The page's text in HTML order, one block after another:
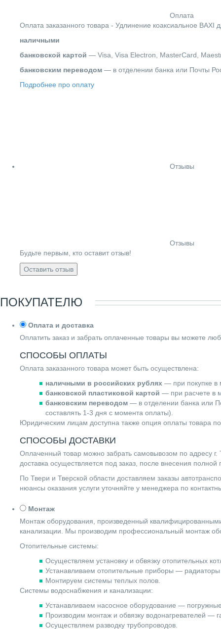
Оплата
Оплата заказанного товара - Удлинение коаксиальное
наличными
банковской картой — Visa, Visa Electron, MasterCard,
банковским переводом — в отделении банка или Почты
Подробнее про оплату
Отзывы
Отзывы
Будьте первым, кто оставит отзыв!
Оставить отзыв
ПОКУПАТЕЛЮ
Оплата и доставка
Оплатить заказ и забрать оплаченные товары вы можете
СПОСОБЫ ОПЛАТЫ
Оплата заказанного товара может быть осуществлена:
наличными в российских рублях — при покупке в
банковской пластиковой картой — при расчете в
банковским переводом — в отделении банка или
составлять 1-3 дня с момента оплаты).
Юридическим лицам доступна также опция оплаты товара
СПОСОБЫ ДОСТАВКИ
Оплаченный товар можно забрать самовывозом по адресу г.
доставка осуществляется под заказ, после внесения полной
По Твери и Тверской области доставляем заказы
нюансы оказания услуги уточняйте у менеджера по
Монтаж
Монтаж оборудования, произведенный
канализации. Мы производим профессиональный монтаж
Отопительные системы:
Осуществляем установку и обвязку отопительных
Устанавливаем отопительные приборы —
Монтируем системы теплых полов.
Системы водоснабжения и канализации:
Устанавливаем насосное оборудование —
Производим монтаж и обвязку водонагревателей —
Осуществляем разводку трубопроводов.